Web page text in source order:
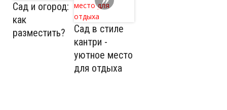
Сад и огород:
как
разместить?
Сад в стиле
кантри -
уютное место
для отдыха